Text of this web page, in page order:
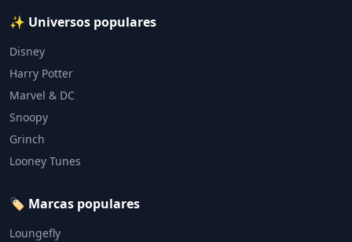
✨ Universos populares
Disney
Harry Potter
Marvel & DC
Snoopy
Grinch
Looney Tunes
🏷️ Marcas populares
Loungefly